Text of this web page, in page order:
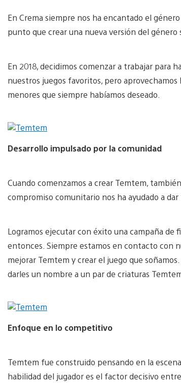
En Crema siempre nos ha encantado el
punto que crear una nueva versión del género
En 2018, decidimos comenzar a trabajar para
nuestros juegos favoritos, pero
menores que siempre habíamos deseado.
Desarrollo impulsado por la comunidad
Cuando comenzamos a crear Temtem,
compromiso comunitario nos ha ayudado a
Logramos ejecutar con éxito una campaña de
entonces. Siempre estamos en contacto con
mejorar Temtem y crear el juego que
darles un nombre a un par de criaturas
Enfoque en lo competitivo
Temtem fue construido pensando en la
habilidad del jugador es el factor decisivo